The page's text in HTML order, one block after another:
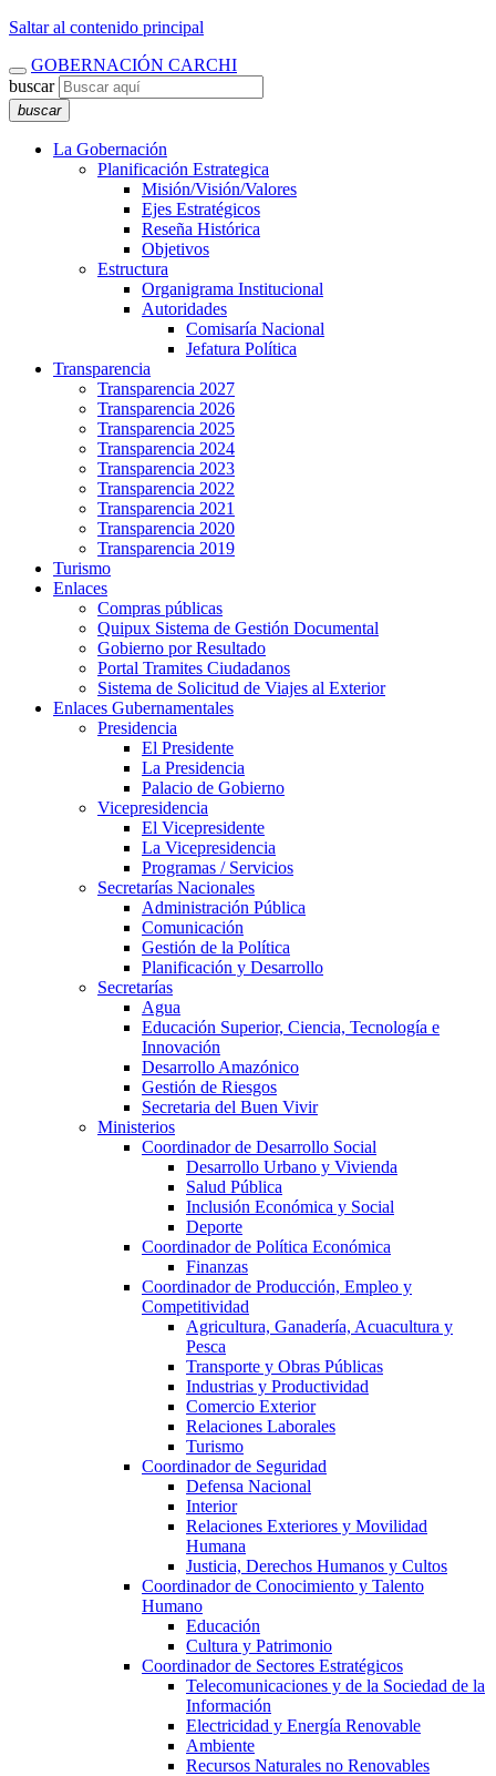
Saltar al contenido principal
GOBERNACIÓN CARCHI
buscar
buscar
La Gobernación
Planificación Estrategica
Misión/Visión/Valores
Ejes Estratégicos
Reseña Histórica
Objetivos
Estructura
Organigrama Institucional
Autoridades
Comisaría Nacional
Jefatura Política
Transparencia
Transparencia 2027
Transparencia 2026
Transparencia 2025
Transparencia 2024
Transparencia 2023
Transparencia 2022
Transparencia 2021
Transparencia 2020
Transparencia 2019
Turismo
Enlaces
Compras públicas
Quipux Sistema de Gestión Documental
Gobierno por Resultado
Portal Tramites Ciudadanos
Sistema de Solicitud de Viajes al Exterior
Enlaces Gubernamentales
Presidencia
El Presidente
La Presidencia
Palacio de Gobierno
Vicepresidencia
El Vicepresidente
La Vicepresidencia
Programas / Servicios
Secretarías Nacionales
Administración Pública
Comunicación
Gestión de la Política
Planificación y Desarrollo
Secretarías
Agua
Educación Superior, Ciencia, Tecnología e
Innovación
Desarrollo Amazónico
Gestión de Riesgos
Secretaria del Buen Vivir
Ministerios
Coordinador de Desarrollo Social
Desarrollo Urbano y Vivienda
Salud Pública
Inclusión Económica y Social
Deporte
Coordinador de Política Económica
Finanzas
Coordinador de Producción, Empleo y
Competitividad
Agricultura, Ganadería, Acuacultura y
Pesca
Transporte y Obras Públicas
Industrias y Productividad
Comercio Exterior
Relaciones Laborales
Turismo
Coordinador de Seguridad
Defensa Nacional
Interior
Relaciones Exteriores y Movilidad
Humana
Justicia, Derechos Humanos y Cultos
Coordinador de Conocimiento y Talento
Humano
Educación
Cultura y Patrimonio
Coordinador de Sectores Estratégicos
Telecomunicaciones y de la Sociedad de la
Información
Electricidad y Energía Renovable
Ambiente
Recursos Naturales no Renovables